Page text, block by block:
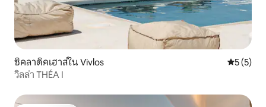
ซิคลาดิคเฮาส์ใน Vivlos คะแนนเฉ
5 (5)
วิลล่า THÉA I